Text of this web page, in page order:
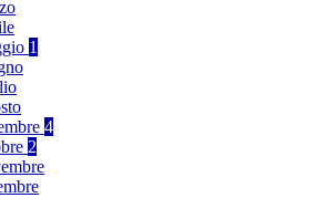
1
4
2